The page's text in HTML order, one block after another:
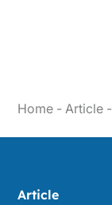
Home - Article -
Article